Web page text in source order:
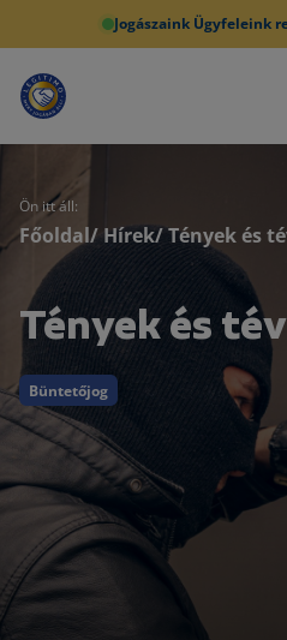
Jogászaink Ügyfeleink
Ön itt áll:
Főoldal/ Hírek/ Tények és
Tények és
Büntetőjog